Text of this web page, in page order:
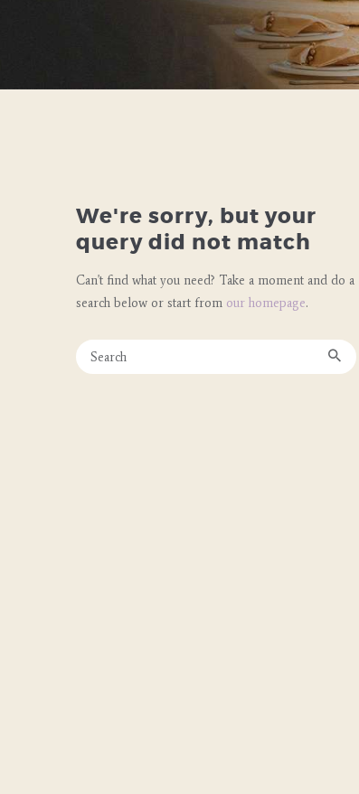
We're sorry, but your
query did not match
Can't find what you need? Take a moment and do a
search below or start from our homepage.